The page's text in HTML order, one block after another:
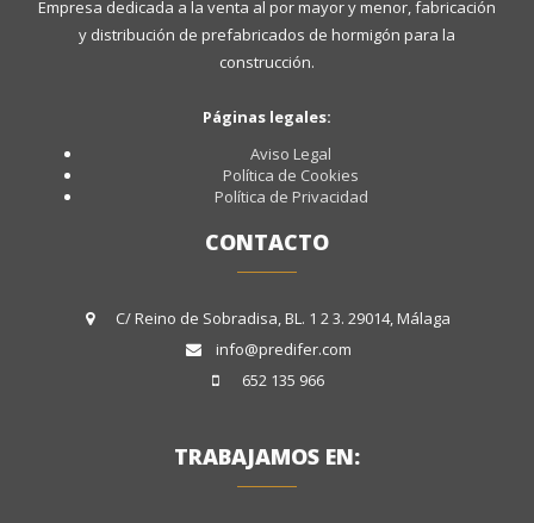
Empresa dedicada a la venta al por mayor y menor, fabricación
y distribución de prefabricados de hormigón para la
construcción.
Páginas legales:
Aviso Legal
Política de Cookies
Política de Privacidad
CONTACTO
C/ Reino de Sobradisa, BL. 1 2 3. 29014, Málaga
info@predifer.com
652 135 966
TRABAJAMOS EN: